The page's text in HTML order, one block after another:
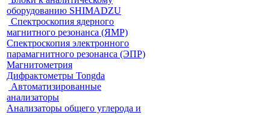
оборудованию SHIMADZU
Спектроскопия ядерного
магнитного резонанса (ЯМР)
Спектроскопия электронного
парамагнитного резонанса (ЭПР)
Магнитометрия
Дифрактометры Tongda
Автоматизированные
анализаторы
Анализаторы общего углерода и